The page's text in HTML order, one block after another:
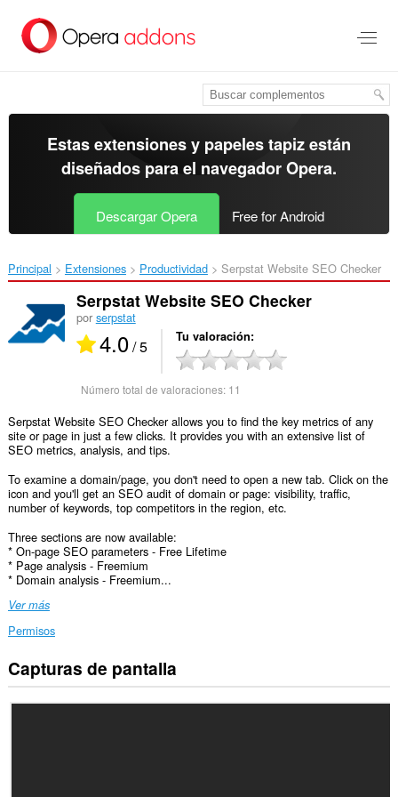
contenido
Estas extensiones y papeles tapiz están
diseñados para el navegador Opera.
Descargar Opera Free for Android
Principal Extensiones Productividad Serpstat Website SEO Checker‎
Serpstat Website SEO Checker
por serpstat
4.0/ 5 Tu valoración
Número total de valoraciones: 11
Serpstat Website SEO Checker allows you to find the key metrics of any
site or page in just a few clicks. It provides you with an extensive list of
SEO metrics, analysis, and tips.
To examine a domain/page, you don't need to open a new tab. Click on the
icon and you'll get an SEO audit of domain or page: visibility, traffic,
number of keywords, top competitors in the region, etc.
Three sections are now available:
* On-page SEO parameters - Free Lifetime
* Page analysis - Freemium
* Domain analysis - Freemium...
Ver más
Permisos
Esta
extensión
Capturas de pantalla